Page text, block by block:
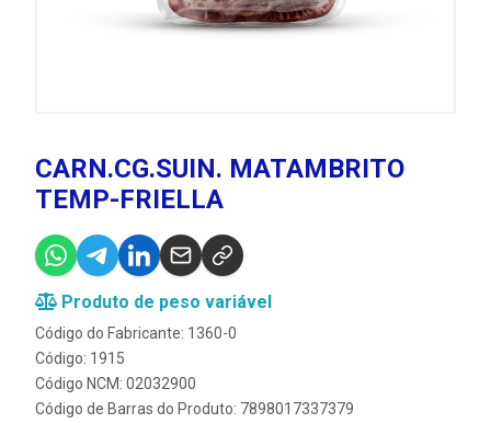
CARN.CG.SUIN. MATAMBRITO
TEMP-FRIELLA
Produto de peso variável
Código do Fabricante: 1360-0
Código: 1915
Código NCM: 02032900
Código de Barras do Produto: 7898017337379